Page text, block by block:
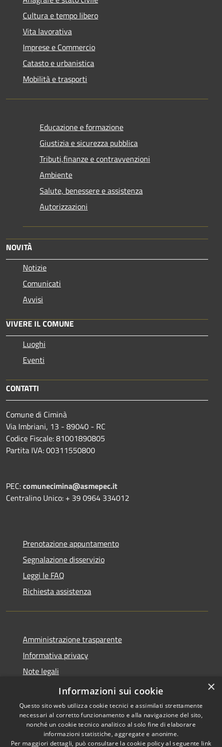
Cultura e tempo libero
Vita lavorativa
Imprese e Commercio
Catasto e urbanistica
Mobilità e trasporti
Educazione e formazione
Giustizia e sicurezza pubblica
Tributi,finanze e contravvenzioni
Ambiente
Salute, benessere e assistenza
Autorizzazioni
NOVITÀ
Notizie
Comunicati
Avvisi
VIVERE IL COMUNE
Luoghi
Eventi
CONTATTI
Comune di Ciminà
Via Imbriani, 13 - 89040 - RC
Codice Fiscale: 81001890805
Partita IVA: 00311550800
PEC:comunecimina@asmepec.it
Centralino Unico: + 39 0964 334012
Prenotazione appuntamento
Segnalazione disservizio
Leggi le FAQ
Richiesta assistenza
Amministrazione trasparente
Informativa privacy
Note legali
Dichiarazione di accessibilità
Copyright © 2026 • Comune di
×
Informazioni sui cookie
Questo sito web utilizza cookie tecnici e assimilati strettamente
necessari al corretto funzionamento e alla navigazione del sito,
nonché un cookie tecnico analitico al solo fine di elaborare
informazioni statistiche, aggregate e anonime.
Per maggiori dettagli, può consultare la cookie policy al seguente link